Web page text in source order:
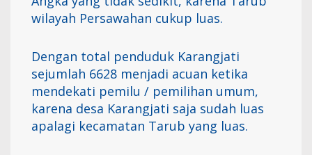
wilayah Persawahan cukup luas.
Dengan total penduduk Karangjati
sejumlah 6628 menjadi acuan ketika
mendekati pemilu / pemilihan umum,
karena desa Karangjati saja sudah luas
apalagi kecamatan Tarub yang luas.